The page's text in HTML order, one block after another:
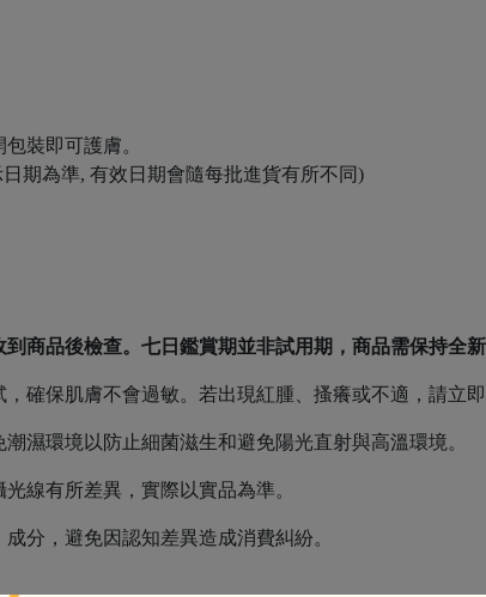
裝即可護膚。
期為準, 有效日期會隨每批進貨有所不同)
到商品後檢查。七日鑑賞期並非試用期，商品需保持全
確保肌膚不會過敏。若出現紅腫、搔癢或不適，請立
濕環境以防止細菌滋生和避免陽光直射與高溫環境。
線有所差異，實際以實品為準。
分，避免因認知差異造成消費糾紛。